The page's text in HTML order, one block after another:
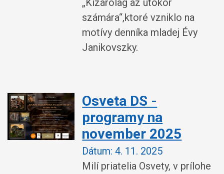
„Kizárólag az utókor
számára“,ktoré vzniklo na
motívy denníka mladej Évy
Janikovszky.
Osveta DS -
programy na
november 2025
Dátum: 4. 11. 2025
Milí priatelia Osvety, v prílohe